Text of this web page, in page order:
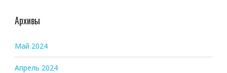
Архивы
Май 2024
Апрель 2024